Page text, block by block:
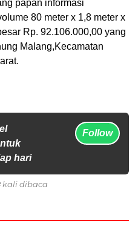
papan informasi
80 meter x 1,8 meter x
Rp. 92.106.000,00 yang
Malang,Kecamatan
hari
Follow
kali dibaca